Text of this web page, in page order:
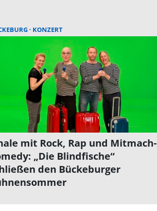
KONZERT
mit Rock, Rap und Mitmach-
„Die Blindfische“
den Bückeburger